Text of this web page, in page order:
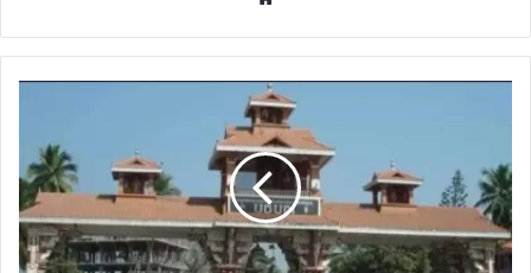
te
:
ಶು
ಕ್
ರ
ವಾ